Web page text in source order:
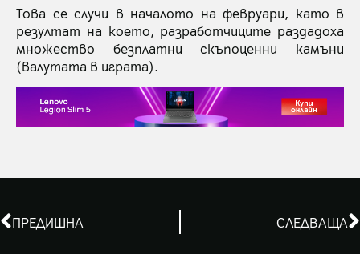
Това се случи в началото на февруари, като в
резултат на което, разработчиците раздадоха
множество безплатни скъпоценни камъни
(валутата в играта).
ПРЕДИШНА СЛЕДВАЩА